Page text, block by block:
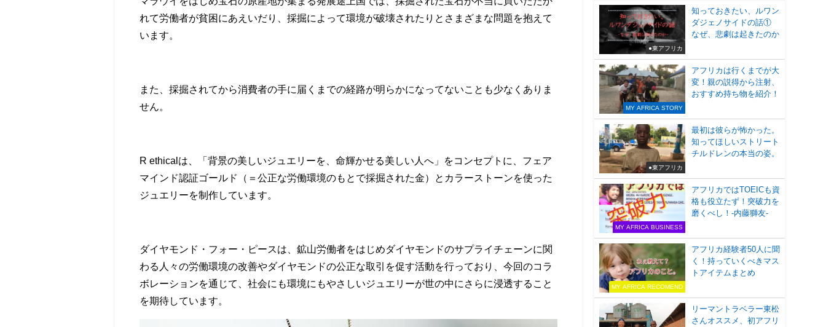
れて労働者が貧困にあえいだり、採掘によって環境が破壊されたりとさまざまな問題を抱えて
います。
また、採掘されてから消費者の手に届くまでの経路が明らかになってないことも少なくありま
せん。
R ethicalは、「背景の美しいジュエリーを、命輝かせる美しい人へ」をコンセプトに、フェア
マインド認証ゴールド（＝公正な労働環境のもとで採掘された金）とカラーストーンを使った
ジュエリーを制作しています。
ダイヤモンド・フォー・ピースは、鉱山労働者をはじめダイヤモンドのサプライチェーンに関
わる人々の労働環境の改善やダイヤモンドの公正な取引を促す活動を行っており、今回のコラ
ボレーションを通じて、社会にも環境にもやさしいジュエリーが世の中にさらに浸透すること
を期待しています。
●東アフリカ
知っておきたい、ルワン
ダジェノサイドの話①
なぜ、悲劇は起きたのか
MY AFRICA STORY
アフリカは行くまでが大
変！親の説得から注射、
おすすめ持ち物を紹介！
●東アフリカ
最初は彼らが怖かった。
知ってほしいストリート
チルドレンの本当の姿。
MY AFRICA BUSINESS
アフリカではTOEICも資
格も役立たず！突破力を
磨くべし！-内藤獅友-
MY AFRICA RECOMEND
アフリカ経験者50人に聞
く！持っていくべきマス
トアイテムまとめ
リーマントラベラー東松
さんオススメ、初アフリ